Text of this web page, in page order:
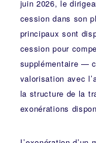
juin 2026, le
cession dans son
principaux sont
cession pour
supplémentaire —
valorisation avec
la structure de la
exonérations